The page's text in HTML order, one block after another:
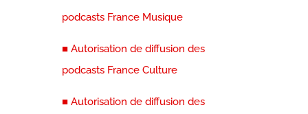
podcasts France Musique
■ Autorisation de diffusion des
podcasts France Culture
■ Autorisation de diffusion des